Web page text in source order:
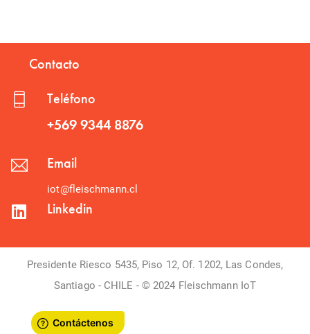
Contacto
Teléfono
+569 9344 8876
Email
iot@fleischmann.cl
Linkedin
Presidente Riesco 5435, Piso 12, Of. 1202, Las Condes,
Santiago - CHILE - © 2024 Fleischmann IoT